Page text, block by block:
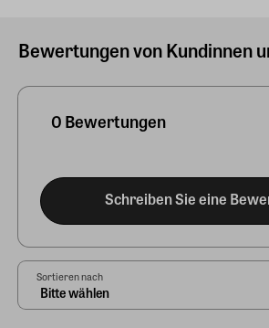
Bewertungen von Kundinnen
0 Bewertungen
Schreiben Sie eine
Sortieren nach